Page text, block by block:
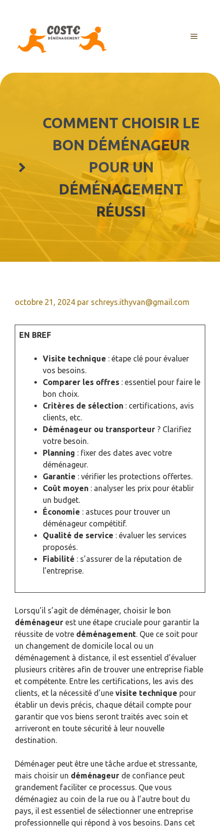
MENU
COMMENT CHOISIR LE
BON DÉMÉNAGEUR
POUR UN
DÉMÉNAGEMENT
RÉUSSI
octobre 21, 2024 par schreys.ithyvan@gmail.com
EN BREF
Visite technique : étape clé pour évaluer
vos besoins.
Comparer les offres : essentiel pour faire le
bon choix.
Critères de sélection : certifications, avis
clients, etc.
Déménageur ou transporteur ? Clarifiez
votre besoin.
Planning : fixer des dates avec votre
déménageur.
Garantie : vérifier les protections offertes.
Coût moyen : analyser les prix pour établir
un budget.
Économie : astuces pour trouver un
déménageur compétitif.
Qualité de service : évaluer les services
proposés.
Fiabilité : s’assurer de la réputation de
l’entreprise.
Lorsqu’il s’agit de déménager, choisir le bon
déménageur est une étape cruciale pour garantir la
réussite de votre déménagement. Que ce soit pour
un changement de domicile local ou un
déménagement à distance, il est essentiel d’évaluer
plusieurs critères afin de trouver une entreprise fiable
et compétente. Entre les certifications, les avis des
clients, et la nécessité d’une visite technique pour
établir un devis précis, chaque détail compte pour
garantir que vos biens seront traités avec soin et
arriveront en toute sécurité à leur nouvelle
destination.
Déménager peut être une tâche ardue et stressante,
mais choisir un déménageur de confiance peut
grandement faciliter ce processus. Que vous
déménagiez au coin de la rue ou à l’autre bout du
pays, il est essentiel de sélectionner une entreprise
professionnelle qui répond à vos besoins. Dans cet